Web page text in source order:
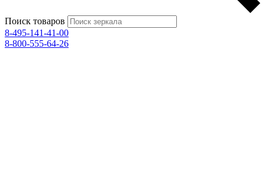
Поиск товаров
8-495-141-41-00
8-800-555-64-26